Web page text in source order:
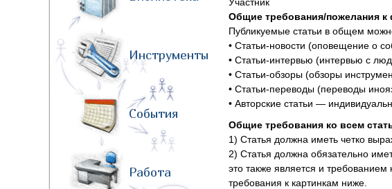
Инструменты
События
Работа
Общие требования/пожелания
Публикуемые статьи в общем
• Статьи-новости (оповещение о
• Статьи-интервью (интервью с
• Статьи-обзоры (обзоры
• Статьи-переводы (переводы
• Авторские статьи —
Общие требования ко всем
1) Статья должна иметь четко
2) Статья должна обязательно
это также является и
требования к картинкам ниже.